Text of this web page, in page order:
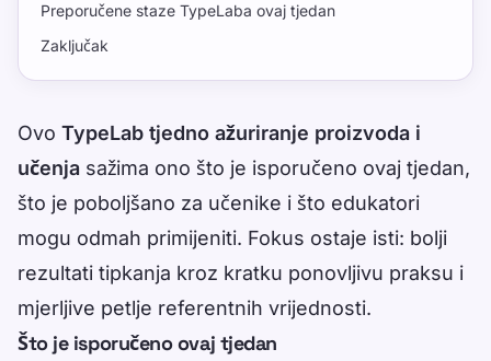
Preporučene staze TypeLaba ovaj tjedan
Zaključak
Ovo TypeLab tjedno ažuriranje proizvoda i
učenja sažima ono što je isporučeno ovaj tjedan,
što je poboljšano za učenike i što edukatori
mogu odmah primijeniti. Fokus ostaje isti: bolji
rezultati tipkanja kroz kratku ponovljivu praksu i
mjerljive petlje referentnih vrijednosti.
Što je isporučeno ovaj tjedan